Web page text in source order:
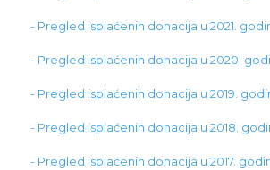
- Pregled isplaćenih donacija u 2021.
- Pregled isplaćenih donacija u 2020.
- Pregled isplaćenih donacija u 2019.
- Pregled isplaćenih donacija u 2018.
- Pregled isplaćenih donacija u 2017.